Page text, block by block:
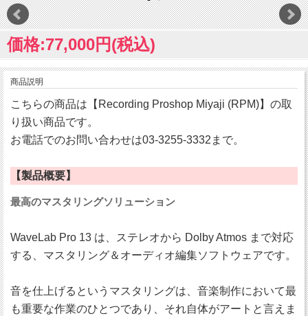
価格:77,000円(税込)
商品説明
こちらの商品は【Recording Proshop Miyaji (RPM)】の取
り扱い商品です。
お電話でのお問い合わせは03-3255-3332まで。
【製品概要】
最高のマスタリングソリューション
WaveLab Pro 13 は、ステレオから Dolby Atmos まで対応
する、マスタリング＆オーディオ編集ソフトウェアです。
音を仕上げるというマスタリングは、音楽制作において最
も重要な作業のひとつであり、それ自体がアートと言えま